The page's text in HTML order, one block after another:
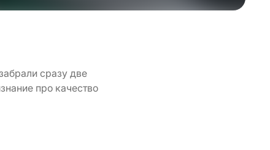
сразу две
про качество